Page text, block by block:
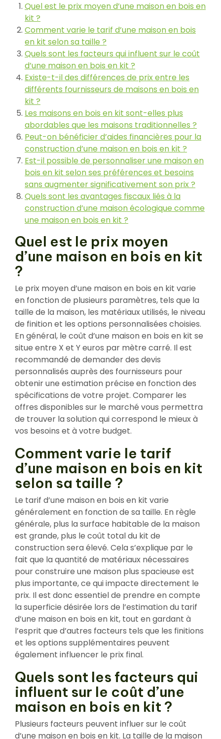
Quel est le prix moyen d’une maison en bois en
kit ?
Comment varie le tarif d’une maison en bois
en kit selon sa taille ?
Quels sont les facteurs qui influent sur le coût
d’une maison en bois en kit ?
Existe-t-il des différences de prix entre les
différents fournisseurs de maisons en bois en
kit ?
Les maisons en bois en kit sont-elles plus
abordables que les maisons traditionnelles ?
Peut-on bénéficier d’aides financières pour la
construction d’une maison en bois en kit ?
Est-il possible de personnaliser une maison en
bois en kit selon ses préférences et besoins
sans augmenter significativement son prix ?
Quels sont les avantages fiscaux liés à la
construction d’une maison écologique comme
une maison en bois en kit ?
Quel est le prix moyen
d’une maison en bois en kit
?
Le prix moyen d’une maison en bois en kit varie
en fonction de plusieurs paramètres, tels que la
taille de la maison, les matériaux utilisés, le niveau
de finition et les options personnalisées choisies.
En général, le coût d’une maison en bois en kit se
situe entre X et Y euros par mètre carré. Il est
recommandé de demander des devis
personnalisés auprès des fournisseurs pour
obtenir une estimation précise en fonction des
spécifications de votre projet. Comparer les
offres disponibles sur le marché vous permettra
de trouver la solution qui correspond le mieux à
vos besoins et à votre budget.
Comment varie le tarif
d’une maison en bois en kit
selon sa taille ?
Le tarif d’une maison en bois en kit varie
généralement en fonction de sa taille. En règle
générale, plus la surface habitable de la maison
est grande, plus le coût total du kit de
construction sera élevé. Cela s’explique par le
fait que la quantité de matériaux nécessaires
pour construire une maison plus spacieuse est
plus importante, ce qui impacte directement le
prix. Il est donc essentiel de prendre en compte
la superficie désirée lors de l’estimation du tarif
d’une maison en bois en kit, tout en gardant à
l’esprit que d’autres facteurs tels que les finitions
et les options supplémentaires peuvent
également influencer le prix final.
Quels sont les facteurs qui
influent sur le coût d’une
maison en bois en kit ?
Plusieurs facteurs peuvent influer sur le coût
d’une maison en bois en kit. La taille de la maison